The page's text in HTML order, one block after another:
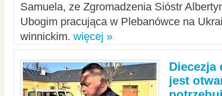
Samuela, ze Zgromadzenia Sióstr
Ubogim pracująca w Plebanówce na
winnickim. więcej »
Diecezja
jest